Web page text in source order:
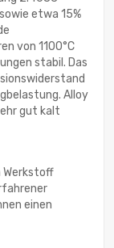
etwa 15%
von 1100°C
stabil. Das
Alloy
gut kalt
Werkstoff
einen